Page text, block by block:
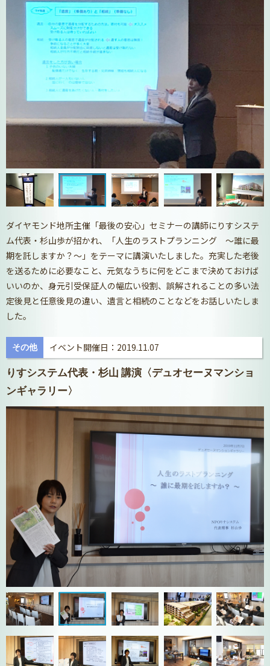
ダイヤモンド地所主催「最後の安心」セミナーの講師にりすシステ
ム代表・杉山歩が招かれ、「人生のラストプランニング ～誰に最
期を託しますか？～」をテーマに講演いたしました。充実した老後
を送るために必要なこと、元気なうちに何をどこまで決めておけば
いいのか、身元引受保証人の幅広い役割、誤解されることの多い法
定後見と任意後見の違い、遺言と相続のことなどをお話しいたしま
した。
その他 イベント開催日：2019.11.07
りすシステム代表・杉山 講演〈デュオセーヌマンショ
ンギャラリー〉